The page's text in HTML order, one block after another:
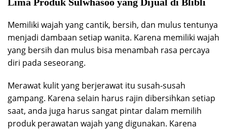
Memiliki wajah yang cantik, bersih, dan mulus tentunya
menjadi dambaan setiap wanita. Karena memiliki wajah
yang bersih dan mulus bisa menambah rasa percaya
diri pada seseorang.
Merawat kulit yang berjerawat itu susah-susah
gampang. Karena selain harus rajin dibersihkan setiap
saat, anda juga harus sangat pintar dalam memilih
produk perawatan wajah yang digunakan. Karena